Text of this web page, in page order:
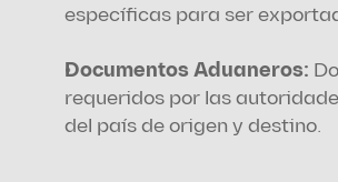
específicas para ser
Documentos Aduaneros:
requeridos por las
del país de origen y destino.